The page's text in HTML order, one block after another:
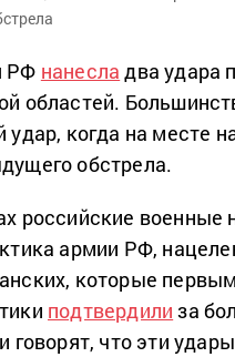
РФ нанесла два удара
областей.
удар, когда на месте
обстрела.
российские военные
армии РФ,
которые
подтвердили за
говорят, что эти